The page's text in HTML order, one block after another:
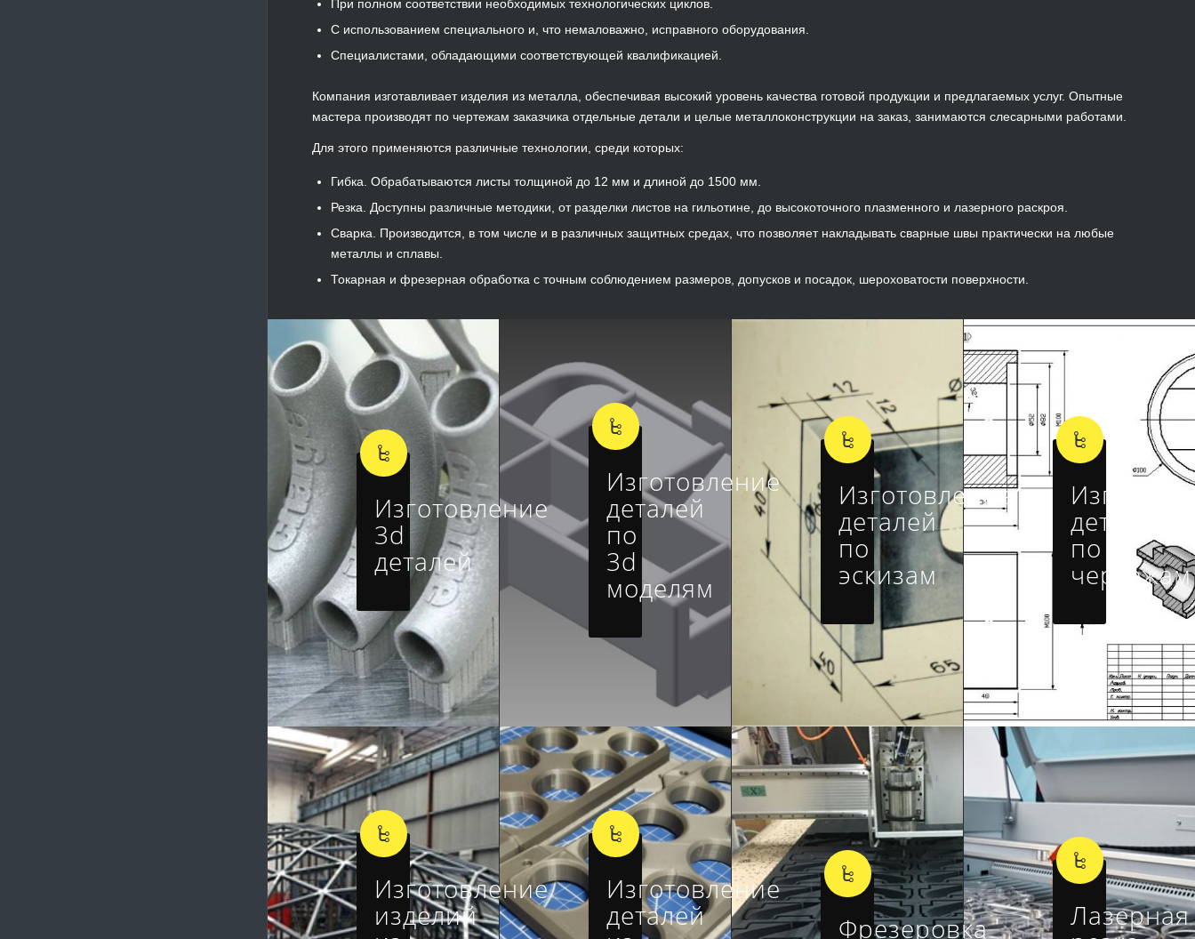
При полном соответствии необходимых технологических циклов.
С использованием специального и, что немаловажно, исправного оборудования.
Специалистами, обладающими соответствующей квалификацией.
Компания изготавливает изделия из металла, обеспечивая высокий уровень качества готовой продукции и предлагаемых услуг. Опытные
мастера производят по чертежам заказчика отдельные детали и целые металлоконструкции на заказ, занимаются слесарными работами.
Для этого применяются различные технологии, среди которых:
Гибка. Обрабатываются листы толщиной до 12 мм и длиной до 1500 мм.
Резка. Доступны различные методики, от разделки листов на гильотине, до высокоточного плазменного и лазерного раскроя.
Сварка. Производится, в том числе и в различных защитных средах, что позволяет накладывать сварные швы практически на любые
металлы и сплавы.
Токарная и фрезерная обработка с точным соблюдением размеров, допусков и посадок, шероховатости поверхности.
Изготовление
3d
деталей
Изготовление
деталей
по
3d
моделям
Изготовление
деталей
по
эскизам
деталей
по
чертежам
Изготовление
изделий
Изготовление
деталей Фрезеровка Лазерная